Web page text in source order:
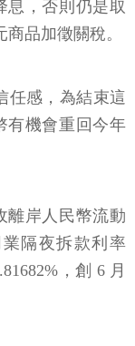
息，否則仍是取
品加徵關稅。
任感，為結束這
有機會重回今年
離岸人民幣流動
隔夜拆款利率
，創 6 月